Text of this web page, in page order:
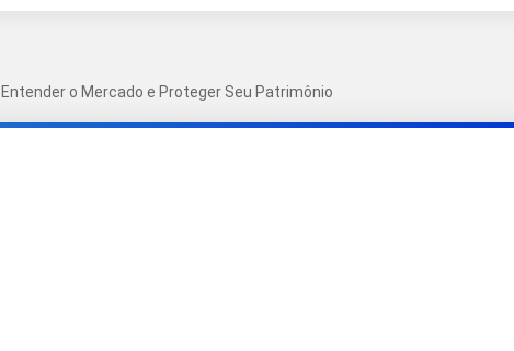
o Mercado e Proteger Seu Patrimônio